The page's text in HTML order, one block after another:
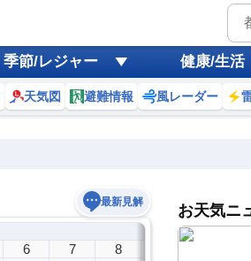
季節/レジャー 健康/生活
天気図 避難情報 風レーダー
最新見解
6 7 8
お天気ニ